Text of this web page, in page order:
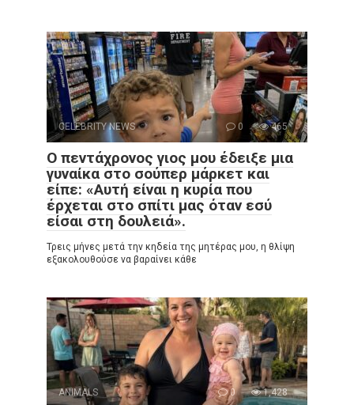
CELEBRITY NEWS 0 465
Ο πεντάχρονος γιος μου έδειξε μια
γυναίκα στο σούπερ μάρκετ και
είπε: «Αυτή είναι η κυρία που
έρχεται στο σπίτι μας όταν εσύ
είσαι στη δουλειά».
Τρεις μήνες μετά την κηδεία της μητέρας μου, η θλίψη
εξακολουθούσε να βαραίνει κάθε
ANIMALS 0 1,428